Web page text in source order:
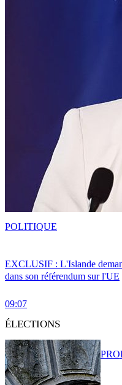
EXCLUSIF : L'Islande
dans son référendum sur l'UE
09:07
POLITIQUE
ÉLECTIONS
PRO